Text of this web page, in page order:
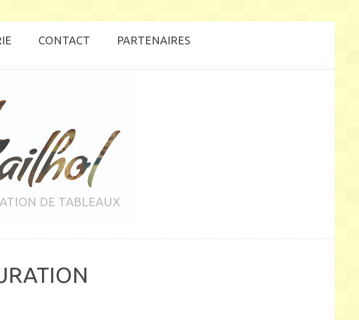
CONTACT PARTENAIRES
DE TABLEAUX